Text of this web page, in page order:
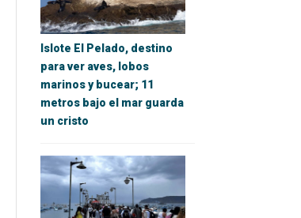
Islote El Pelado, destino
para ver aves, lobos
marinos y bucear; 11
metros bajo el mar guarda
un cristo